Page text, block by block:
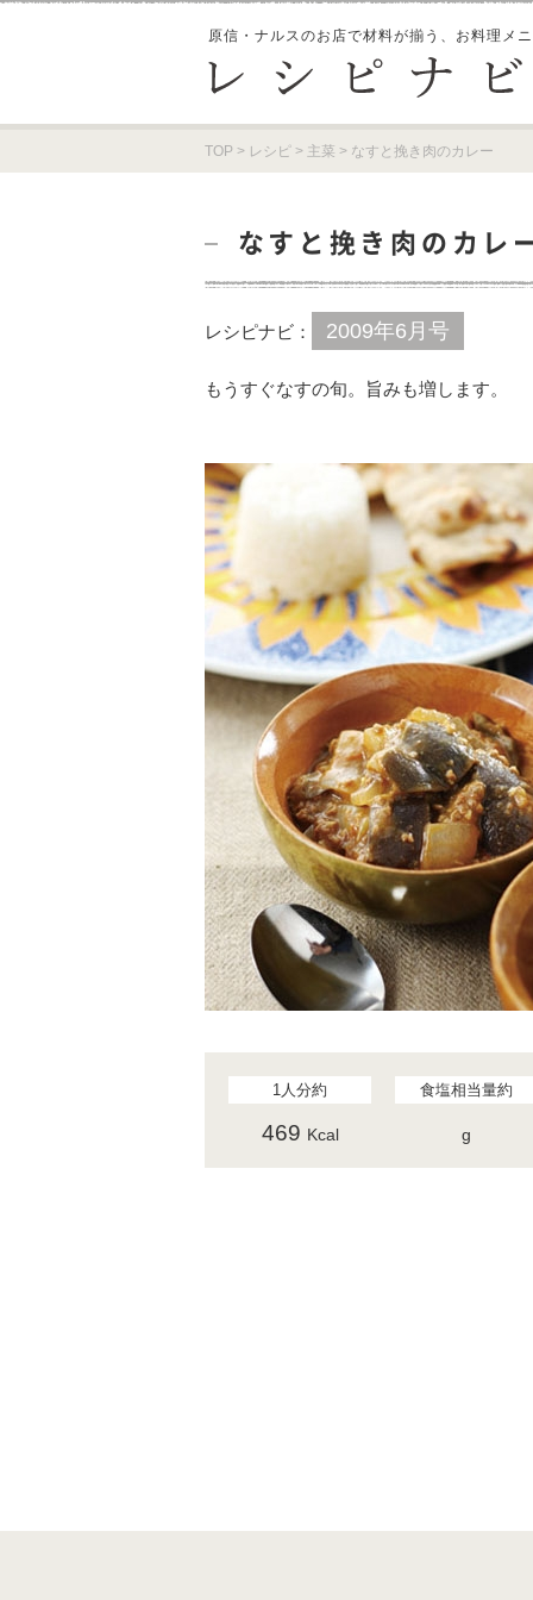
原信・ナルスのお店で材料が揃う、 お料理メ
TOP > レシピ > 主菜 > なすと挽き肉のカレー
なすと挽き肉のカレ
レシピナビ： 2009年6月号
もうすぐなすの旬。旨みも増します。
1人分約
469 Kcal
食塩相当量約
g